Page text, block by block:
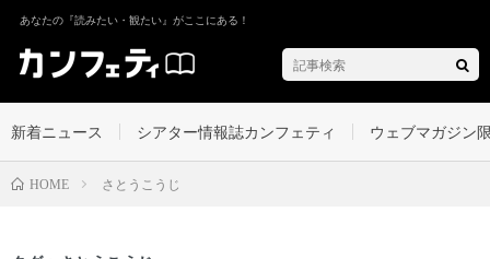
あなたの『読みたい・観たい』がここにある！
新着ニュース シアター情報誌カンフェティ ウェブマガジン
HOME さとうこうじ